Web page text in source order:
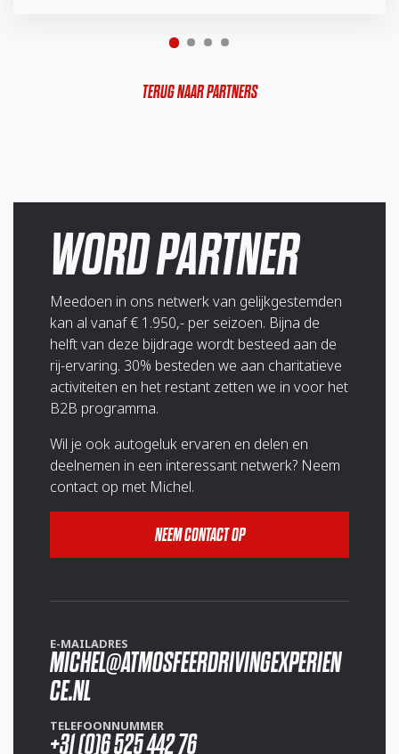
TERUG NAAR PARTNERS
WORD PARTNER
Meedoen in ons netwerk van gelijkgestemden
kan al vanaf € 1.950,- per seizoen. Bijna de
helft van deze bijdrage wordt besteed aan de
rij-ervaring. 30% besteden we aan charitatieve
activiteiten en het restant zetten we in voor het
B2B programma.
Wil je ook autogeluk ervaren en delen en
deelnemen in een interessant netwerk? Neem
contact op met Michel.
NEEM CONTACT OP
E-MAILADRES
MICHEL@ATMOSFEERDRIVINGEXPERIEN
CE.NL
TELEFOONNUMMER
+31 (0)6 525 442 76